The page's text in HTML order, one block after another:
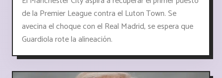
de la Premier League contra el Luton Town. Se
avecina el choque con el Real Madrid, se espera que
Guardiola rote la alineación.